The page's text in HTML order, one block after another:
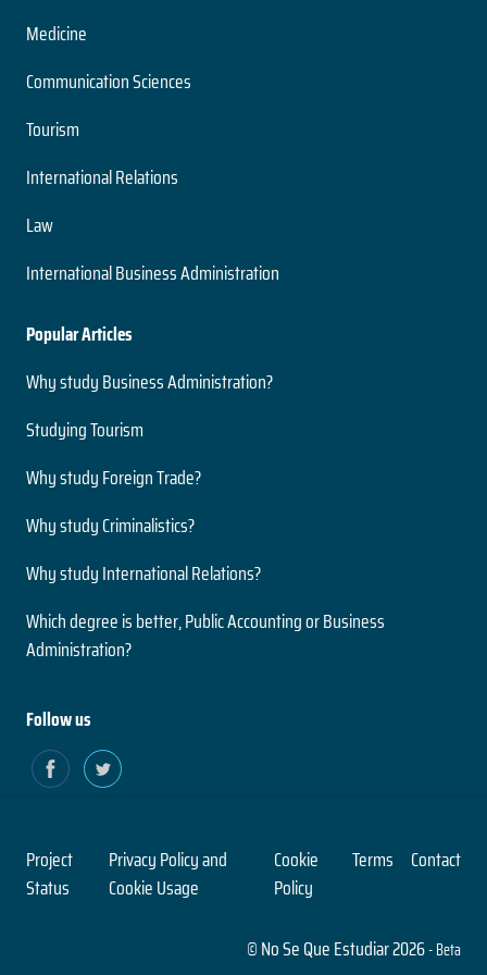
Grado
Nivel
Presencial
Modalidad
Ingeniería Civil Acústica
5 años
Duración
Grado
Nivel
Modalidad
Ingeniería Civil Electrónica
Duración
Nivel
Modalidad
Ingeniería Civil en Informática
5 años
Duración
Grado
Nivel
Ingeniería Civil en Obras Civiles
Literatura Hispanoamericana Contemporánea
2 años
Duración
Magíster
Nivel
Presencial
Modalidad
Medio Ambiente y Bioseguridad
Duración
Nivel
Modalidad
Duración
Nivel
Presencial
Paleontología
2 años
Magíster
Nivel
Presencial
Medicine
Communication Sciences
Tourism
International Relations
Law
International Business Administration
Popular Articles
Why study Business Administration?
Studying Tourism
Why study Foreign Trade?
Why study Criminalistics?
Why study International Relations?
Which degree is better, Public Accounting or Business
Administration?
Follow us
Project
Status
Privacy Policy and
Cookie Usage
Cookie
Policy
Terms Contact
© No Se Que Estudiar 2026- Beta